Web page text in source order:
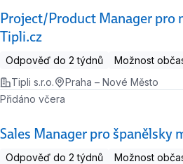
Project/Product Manager pro
Tipli.cz
Odpověď do 2 týdnů
Možnost
Tipli s.r.o.
Praha – Nové Město
Sales Manager pro španělsky
Přidáno včera
Odpověď do 2 týdnů
Možnost